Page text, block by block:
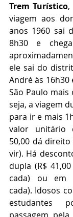
Trem Turístico,
viagem aos
anos 1960 sai
8h30 e
ele sai do
André às 16h30
São Paulo mais
seja, a viagem
para ir e mais
valor unitário
50,00 dá
vir). Há
dupla (R$
cada) ou em
cada). Idosos
estudantes